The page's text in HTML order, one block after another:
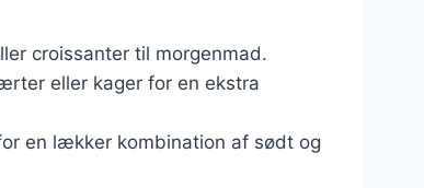
croissanter til morgenmad.
eller kager for en ekstra
en lækker kombination af sødt og